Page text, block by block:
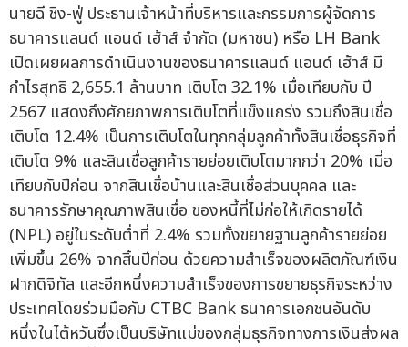
นายฉี ชิง-ฟู่ ประธานเจ้าหน้าที่บริหารและกรรมการผู้จัดการ
ธนาคารแลนด์ แอนด์ เฮ้าส์ จำกัด (มหาชน) หรือ LH Bank
เปิดเผยผลการดำเนินงานของธนาคารแลนด์ แอนด์ เฮ้าส์ มี
กำไรสุทธิ 2,655.1 ล้านบาท เติบโต 32.1% เมื่อเทียบกับ ปี
2567 แสดงถึงศักยภาพการเติบโตที่แข็งแกร่ง รวมถึงสินเชื่อ
เติบโต 12.4% เป็นการเติบโตในทุกกลุ่มลูกค้าทั้งสินเชื่อธุรกิจที่
เติบโต 9% และสินเชื่อลูกค้ารายย่อยเติบโตมากกว่า 20% เมี่อ
เทียบกับปีก่อน จากสินเชื่อบ้านและสินเชื่อส่วนบุคคล และ
ธนาคารรักษาคุณภาพสินเชื่อ ของหนี้ที่ไม่ก่อให้เกิดรายได้
(NPL) อยู่ในระดับต่ำที่ 2.4% รวมทั้งขยายฐานลูกค้ารายย่อย
เพิ่มขึ้น 26% จากสิ้นปีก่อน ด้วยความสำเร็จของผลิตภัณฑ์เงิน
ฝากดิจิทัล และอีกหนึ่งความสำเร็จของการขยายธุรกิจระหว่าง
ประเทศโดยร่วมมือกับ CTBC Bank ธนาคารเอกชนอันดับ
หนึ่งในไต้หวันซึ่งเป็นบริษัทแม่ของกลุ่มธุรกิจทางการเงินส่งผล